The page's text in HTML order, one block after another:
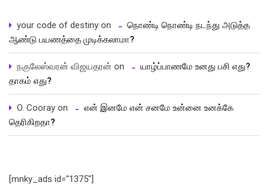
your code of destiny on
நொண்டி நொண்டி நடந்து அடுத்த
ஆண்டு பயணத்தை முடிக்கலாமா?
நகுலேஸ்வரன் விஜயதரன் on
யாழ்ப்பாணமே உனது பசி எது?
தாகம் எது?
O. Cooray on
என் இனமே என் சனமே உன்னை உனக்கே
தெரிகிறதா?
[mnky_ads id="1375"]